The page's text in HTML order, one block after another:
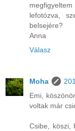
lefotózva,
belsejére?
Anna
Válasz
Moha
Emi,
voltak már
Csibe, köszi,